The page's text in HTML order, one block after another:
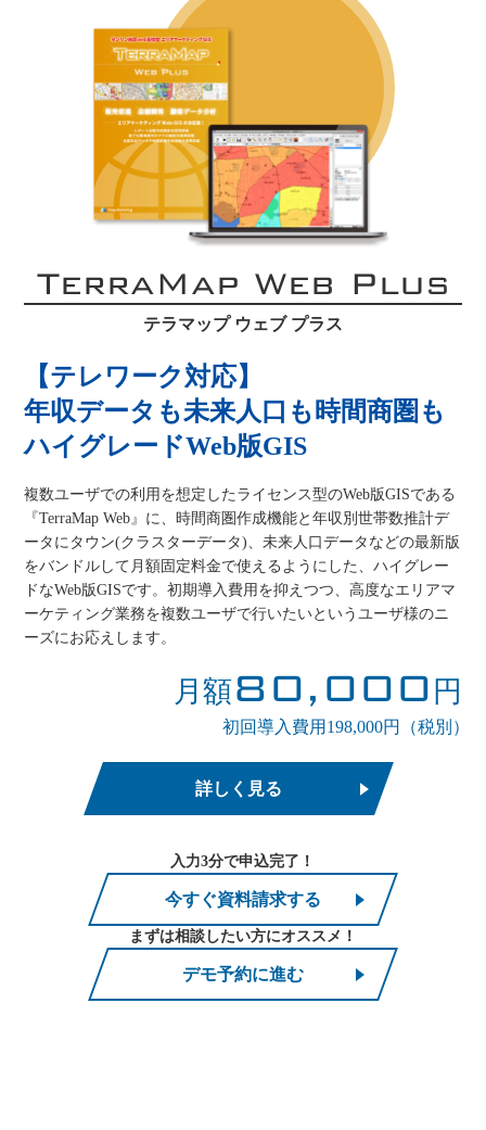
TerraMap Web Plus
テラマップ ウェブ プラス
【テレワーク対応】
年収データも未来人口も時間商圏も
ハイグレードWeb版GIS
複数ユーザでの利用を想定したライセンス型のWeb版GISである
『TerraMap Web』に、時間商圏作成機能と年収別世帯数推計デ
ータにタウン(クラスターデータ)、未来人口データなどの最新版
をバンドルして月額固定料金で使えるようにした、ハイグレー
ドなWeb版GISです。初期導入費用を抑えつつ、高度なエリアマ
ーケティング業務を複数ユーザで行いたいというユーザ様のニ
ーズにお応えします。
月額80,000 円
初回導入費用198,000円（税別）
詳しく見る
入力3分で申込完了！
今すぐ資料請求する
まずは相談したい方にオススメ！
デモ予約に進む